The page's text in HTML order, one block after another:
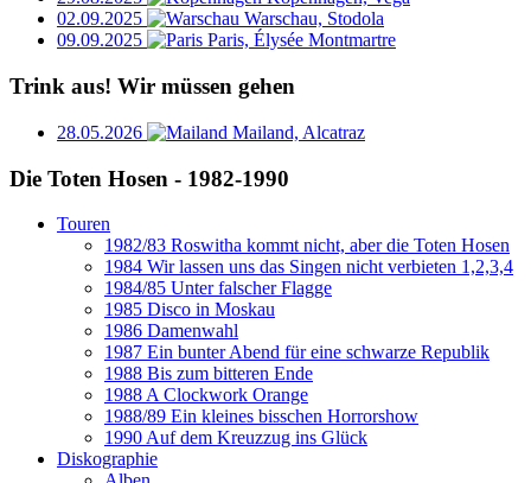
02.09.2025
Warschau, Stodola
09.09.2025
Paris, Élysée Montmartre
Trink aus! Wir müssen gehen
28.05.2026 Mailand, Alcatraz
Die Toten Hosen - 1982-1990
Touren
1982/83 Roswitha kommt nicht, aber die Toten Hosen
1984 Wir lassen uns das Singen nicht verbieten 1,2,3,4
1984/85 Unter falscher Flagge
1985 Disco in Moskau
1986 Damenwahl
1987 Ein bunter Abend für eine schwarze Republik
1988 Bis zum bitteren Ende
1988 A Clockwork Orange
1988/89 Ein kleines bisschen Horrorshow
1990 Auf dem Kreuzzug ins Glück
Diskographie